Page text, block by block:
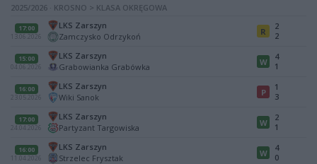
2025/2026 · KROSNO > KLASA OKRĘGOWA
17:00
13.06.2026
LKS Zarszyn
Zamczysko Odrzykoń
R
2
2
15:00
04.06.2026
LKS Zarszyn
Grabowianka Grabówka
W
4
1
16:00
23.05.2026
LKS Zarszyn
Wiki Sanok
P
1
3
17:00
24.04.2026
LKS Zarszyn
Partyzant Targowiska
W
2
1
16:00
11.04.2026
LKS Zarszyn
Strzelec Frysztak
W
4
0